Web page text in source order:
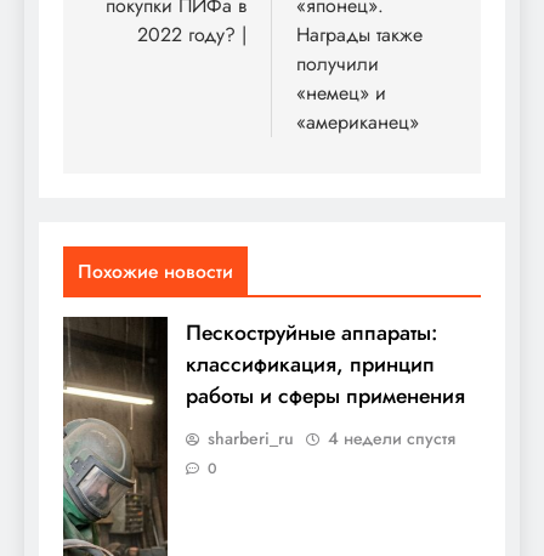
2022 году? |
Награды также
получили
«немец» и
«американец»
Похожие новости
Пескоструйные аппараты:
классификация, принцип
работы и сферы применения
sharberi_ru 4 недели спустя
0